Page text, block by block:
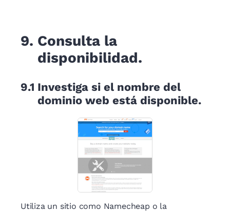
9. Consulta la
disponibilidad.
9.1 Investiga si el nombre del
dominio web está disponible.
Utiliza un sitio como Namecheap o la